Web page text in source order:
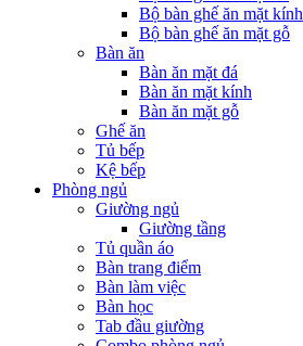
Bộ bàn ghế ăn mặt kính
Bộ bàn ghế ăn mặt gỗ
Bàn ăn
Bàn ăn mặt đá
Bàn ăn mặt kính
Bàn ăn mặt gỗ
Ghế ăn
Tủ bếp
Kệ bếp
Phòng ngủ
Giường ngủ
Giường tầng
Tủ quần áo
Bàn trang điểm
Bàn làm việc
Bàn học
Tab đầu giường